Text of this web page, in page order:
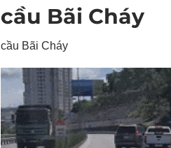
cầu Bãi Cháy
cầu Bãi Cháy